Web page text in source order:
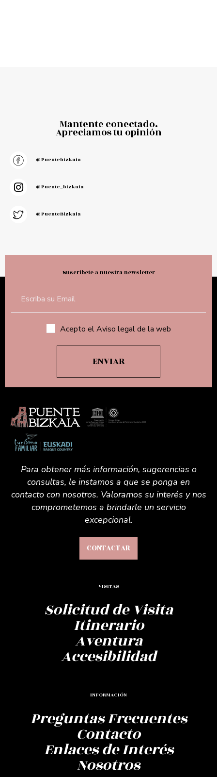
Mantente conectado.
Apreciamos tu opinión
@puentebizkaia
@puente_bizkaia
@PuenteBizkaia
Suscríbete a nuestra newsletter
Acepto el Aviso legal de la web
Para obtener más información, sugerencias o
consultas, le instamos a que se ponga en
contacto con nosotros. Valoramos su interés y nos
comprometemos a brindarle un servicio
excepcional.
CONTACTAR
VISITAS
Solicitud de Visita
Itinerario
Aventura
Accesibilidad
INFORMACIÓN
Preguntas Frecuentes
Contacto
Enlaces de Interés
Nosotros